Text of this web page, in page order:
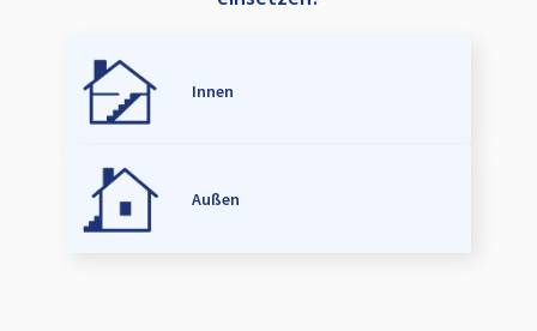
Innen
Außen